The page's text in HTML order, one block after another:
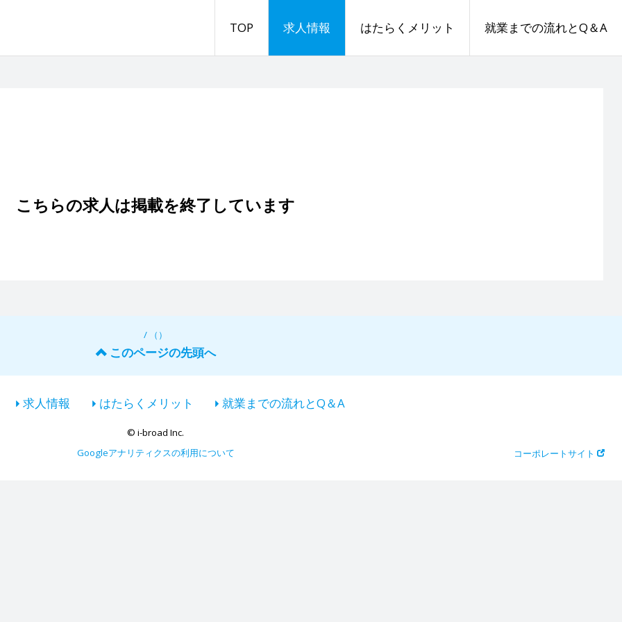
TOP 求人情報 はたらくメリット 就業までの流れとQ＆A
こちらの求人は掲載を終了しています
/ （）
このページの先頭へ
求人情報 はたらくメリット 就業までの流れとQ＆A
コーポレートサイト
© i-broad Inc.
Googleアナリティクスの利用について